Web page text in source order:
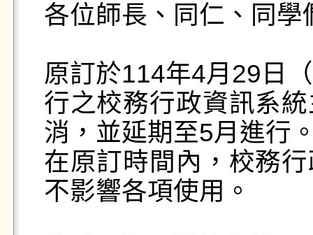
各位師長、同仁、同學
原訂於114年4月29日
行之校務行政資訊系
消，並延期至5月進行
在原訂時間內，校務
不影響各項使用。